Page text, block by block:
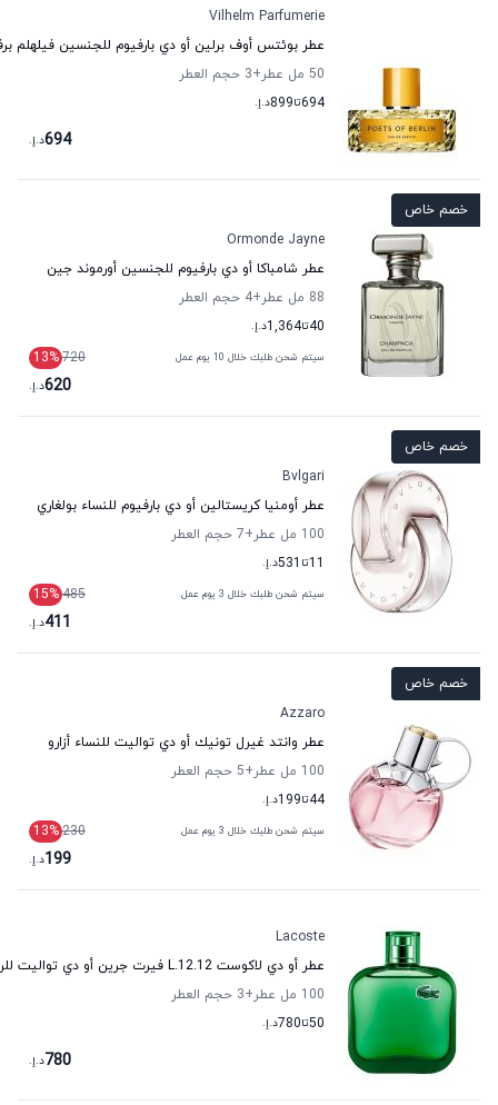
Vilhelm Parfumerie
عطر بوئتس أوف برلين أو دي بارفيوم للجنسين فيلهلم
50 مل عطر
+3
حجم العطر
694تا899د.إ.
694د.إ.
خصم خاص
Ormonde Jayne
عطر شامباكا أو دي بارفيوم للجنسين أورموند جين
88 مل عطر
+4
حجم العطر
40تا1,364د.إ.
سيتم شحن طلبك خلال 10 يوم عمل 720
13%
620د.إ.
خصم خاص
Bvlgari
عطر أومنيا كريستالين أو دي بارفيوم للنساء بولغاري
100 مل عطر
+7
حجم العطر
11تا 531د.إ.
سيتم شحن طلبك خلال 3 يوم عمل 485
15%
411د.إ.
خصم خاص
Azzaro
عطر وانتد غيرل تونيك أو دي تواليت للنساء أزارو
100 مل عطر
+5
حجم العطر
44تا199د.إ.
سيتم شحن طلبك خلال 3 يوم عمل 230
13%
199د.إ.
Lacoste
عطر أو دي لاكوست L.12.12 فيرت جرين أو دي تواليت للرجال لاكوست
100 مل عطر
+3
حجم العطر
50تا780د.إ.
780د.إ.